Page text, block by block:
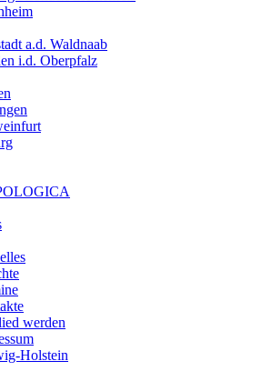
a.d. Waldnaab
i.d. Oberpfalz
werden
Holstein